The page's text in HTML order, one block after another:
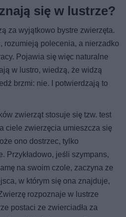
się w lustrze?
za wyjątkowo bystre zwierzęta.
rozumieją polecenia, a nierzadko
Pojawia się więc naturalne
w lustro, wiedzą, że widzą
brzmi: nie. I potwierdzają to
zwierząt stosuje się tzw. test
ciele zwierzęcia umieszcza się
ono dostrzec, tylko
Przykładowo, jeśli szympans,
na swoim czole, zaczyna ze
w którym się ona znajduje,
rozpoznaje w lustrze
postaci ze zwierciadła za